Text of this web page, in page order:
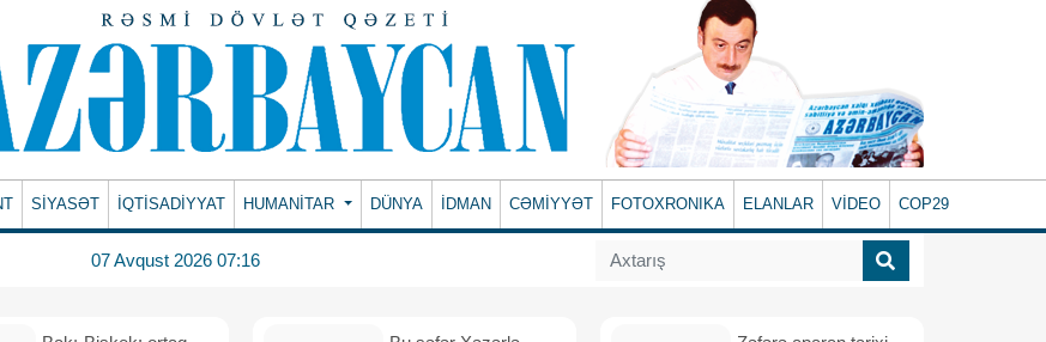
SİYASƏT İQTİSADİYYAT HUMANITAR DÜNYA İDMAN CƏMİYYƏT FOTOXRONIKA ELANLAR VİDEO COP29
07 Avqust 2026 07:16